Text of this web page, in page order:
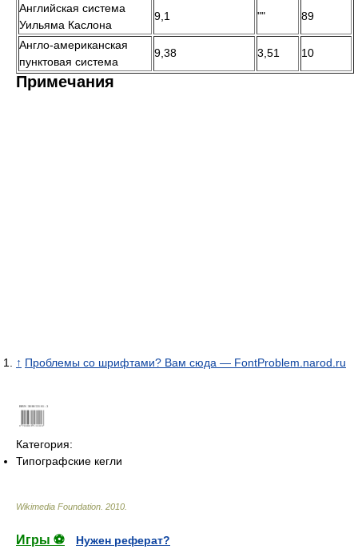
Английская система
Уильяма Каслона
9,1 "" 89
Англо-американская
пунктовая система
9,38 3,51 10
Примечания
↑ Проблемы со шрифтами? Вам сюда — FontProblem.narod.ru
Категория:
Типографские кегли
Wikimedia Foundation 2010
Игры ⚽ Нужен реферат?